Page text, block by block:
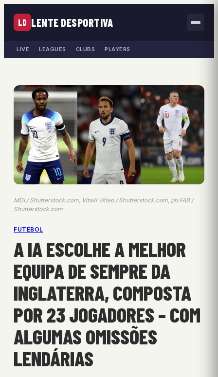
LD LENTE DESPORTIVA
LIVE LEAGUES CLUBS PLAYERS
MDI / Shutterstock.com, Vitalii Vitleo / Shutterstock.com, ph.FAB /
Shutterstock.com
FUTEBOL
A IA ESCOLHE A MELHOR
EQUIPA DE SEMPRE DA
INGLATERRA, COMPOSTA
POR 23 JOGADORES – COM
ALGUMAS OMISSÕES
LENDÁRIAS